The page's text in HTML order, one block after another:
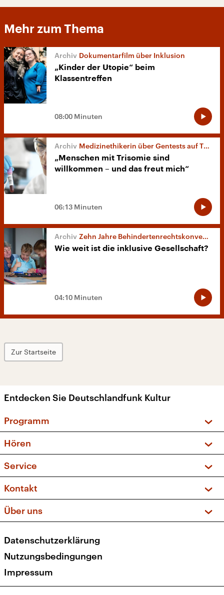
Mehr zum Thema
Dokumentarfilm über Inklusion
„Kinder der Utopie“ beim
Klassentreffen
08:00 Minuten
Medizinethikerin über Gentests auf Trisomie 21
„Menschen mit Trisomie sind
willkommen – und das freut mich“
06:13 Minuten
Zehn Jahre Behindertenrechtskonvention
Wie weit ist die inklusive Gesellschaft?
04:10 Minuten
Zur Startseite
Entdecken Sie Deutschlandfunk Kultur
Programm
Sendungen und Podcasts
Musikliste
Kakadu – Das Kinderprogramm
Hören
Frequenzen (UKW + DAB+)
Service
FAQ
Apps
Newsletter
Veranstaltungen
Kontakt
Social Media
Über uns
Presse
Karriere
Transparenz
Datenschutzerklärung
Nutzungsbedingungen
Impressum